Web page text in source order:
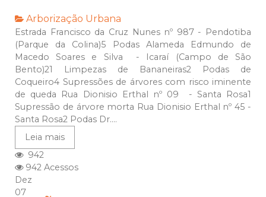
Arborização Urbana
Estrada Francisco da Cruz Nunes nº 987 - Pendotiba
(Parque da Colina)5 Podas Alameda Edmundo de
Macedo Soares e Silva - Icaraí (Campo de São
Bento)21 Limpezas de Bananeiras2 Podas de
Coqueiro4 Supressões de árvores com risco iminente
de queda Rua Dionisio Erthal nº 09 - Santa Rosa1
Supressão de árvore morta Rua Dionisio Erthal nº 45 -
Santa Rosa2 Podas Dr....
Leia mais
942
942 Acessos
Dez
07